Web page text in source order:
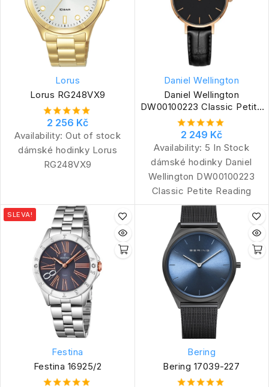
Lorus
Lorus RG248VX9
2 256 Kč
Availability: Out of stock
dámské hodinky Lorus
RG248VX9
Daniel Wellington
Daniel Wellington
DW00100223 Classic Petite
Reading
2 249 Kč
Availability: 5 In Stock
dámské hodinky Daniel
Wellington DW00100223
Classic Petite Reading
SLEVA!
Festina
Festina 16925/2
Bering
Bering 17039-227